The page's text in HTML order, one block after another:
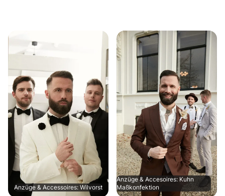
Anzüge & Accessoires: Wilvorst
Anzüge & Accesoires: Kuhn
Maßkonfektion